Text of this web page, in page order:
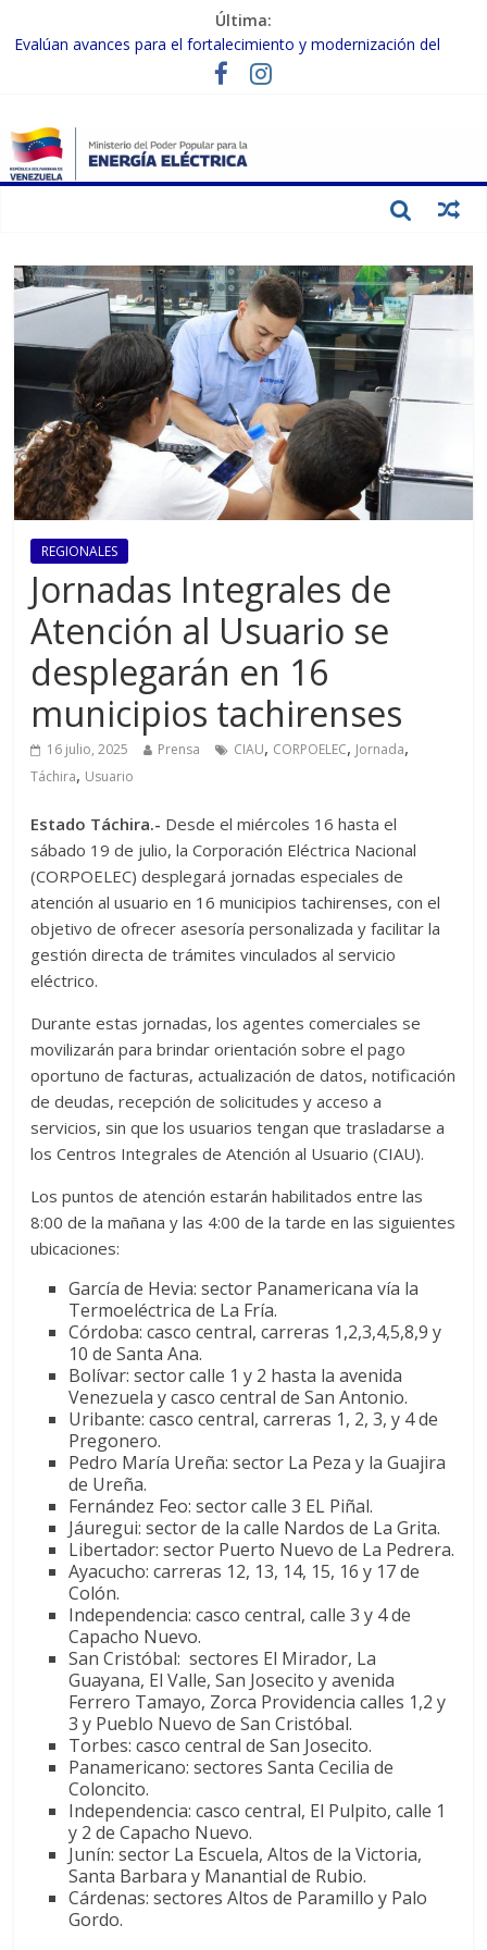
Última:
Evalúan avances para el fortalecimiento y modernización del
Inspeccionan trabajos de rehabilitación en instalaciones del SEN
Gobierno Nacional activa plan preventivo para fortalecer el SEN
ante el fenómeno de El Niño
Termocarabobo recupera el 50% de su capacidad de generación
REGIONALES
Jornadas Integrales de
Atención al Usuario se
desplegarán en 16
municipios tachirenses
16 julio, 2025 Prensa CIAU, CORPOELEC, Jornada,
Táchira, Usuario
Estado Táchira.- Desde el miércoles 16 hasta el
sábado 19 de julio, la Corporación Eléctrica Nacional
(CORPOELEC) desplegará jornadas especiales de
atención al usuario en 16 municipios tachirenses, con el
objetivo de ofrecer asesoría personalizada y facilitar la
gestión directa de trámites vinculados al servicio
eléctrico.
Durante estas jornadas, los agentes comerciales se
movilizarán para brindar orientación sobre el pago
oportuno de facturas, actualización de datos, notificación
de deudas, recepción de solicitudes y acceso a
servicios, sin que los usuarios tengan que trasladarse a
los Centros Integrales de Atención al Usuario (CIAU).
Los puntos de atención estarán habilitados entre las
8:00 de la mañana y las 4:00 de la tarde en las siguientes
ubicaciones:
García de Hevia: sector Panamericana vía la
Termoeléctrica de La Fría.
Córdoba: casco central, carreras 1,2,3,4,5,8,9 y
10 de Santa Ana.
Bolívar: sector calle 1 y 2 hasta la avenida
Venezuela y casco central de San Antonio.
Uribante: casco central, carreras 1, 2, 3, y 4 de
Pregonero.
Pedro María Ureña: sector La Peza y la Guajira
de Ureña.
Fernández Feo: sector calle 3 EL Piñal.
Jáuregui: sector de la calle Nardos de La Grita.
Libertador: sector Puerto Nuevo de La Pedrera.
Ayacucho: carreras 12, 13, 14, 15, 16 y 17 de
Colón.
Independencia: casco central, calle 3 y 4 de
Capacho Nuevo.
San Cristóbal: sectores El Mirador, La
Guayana, El Valle, San Josecito y avenida
Ferrero Tamayo, Zorca Providencia calles 1,2 y
3 y Pueblo Nuevo de San Cristóbal.
Torbes: casco central de San Josecito.
Panamericano: sectores Santa Cecilia de
Coloncito.
Independencia: casco central, El Pulpito, calle 1
y 2 de Capacho Nuevo.
Junín: sector La Escuela, Altos de la Victoria,
Santa Barbara y Manantial de Rubio.
Cárdenas: sectores Altos de Paramillo y Palo
Gordo.